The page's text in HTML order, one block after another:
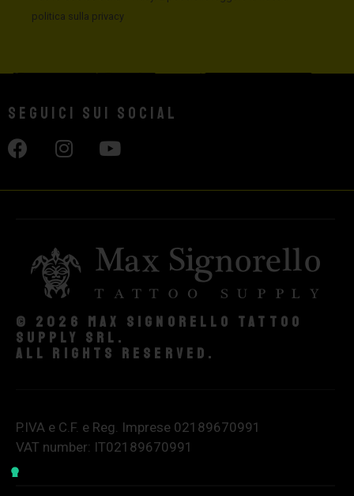
politica sulla privacy
Seguici sui social
© 2026 Max Signorello Tattoo
supply srl.
All rights reserved.
P.IVA e C.F. e Reg. Imprese 02189670991
VAT number: IT02189670991